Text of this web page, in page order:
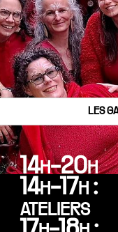
LES
14h-20h
14h-17h :
ateliers